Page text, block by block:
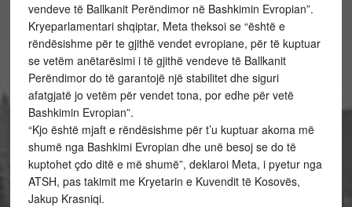
vendeve të Ballkanit Perëndimor në Bashkimin Evropian”.
Kryeparlamentari shqiptar, Meta theksoi se “është e
rëndësishme për te gjithë vendet evropiane, për të kuptuar
se vetëm anëtarësimi i të gjithë vendeve të Ballkanit
Perëndimor do të garantojë një stabilitet dhe siguri
afatgjatë jo vetëm për vendet tona, por edhe për vetë
Bashkimin Evropian”.
“Kjo është mjaft e rëndësishme për t’u kuptuar akoma më
shumë nga Bashkimi Evropian dhe unë besoj se do të
kuptohet çdo ditë e më shumë”, deklaroi Meta, i pyetur nga
ATSH, pas takimit me Kryetarin e Kuvendit të Kosovës,
Jakup Krasniqi.